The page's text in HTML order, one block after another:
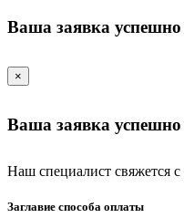
Ваша заявка успешно
×
Ваша заявка успешно
Наш специалист свяжется
Заглавие способа оплаты